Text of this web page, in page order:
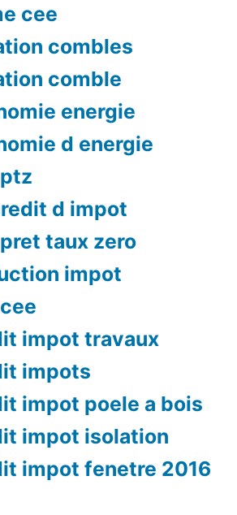
cee
combles
comble
energie
d energie
d impot
taux zero
impot
impot travaux
impots
impot poele a bois
impot isolation
impot fenetre 2016